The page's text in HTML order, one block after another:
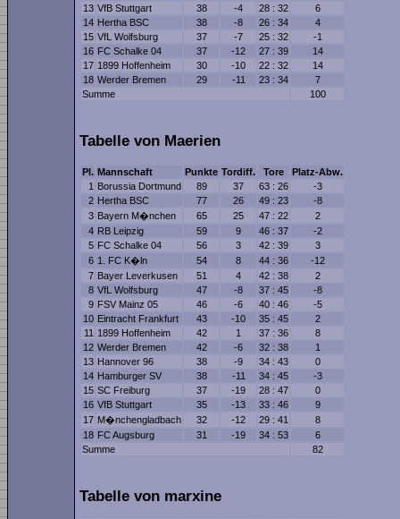
13 VfB Stuttgart 38 -4 28 : 32
6
14 Hertha BSC 38 -8 26 : 34
4
15 VfL Wolfsburg 37 -7 25 : 32
-1
16 FC Schalke 04 37 -12 27 : 39
14
17 1899 Hoffenheim 30 -10 22 : 32
14
18 Werder Bremen 29 -11 23 : 34
7
Summe
100
Tabelle von Maerien
Pl. Mannschaft Punkte Tordiff. Tore
Platz-Abw.
1 Borussia Dortmund 89 37 63 : 26
-3
2 Hertha BSC 77 26 49 : 23
-8
3 Bayern M�nchen 65 25 47 : 22
2
4 RB Leipzig 59 9 46 : 37
-2
5 FC Schalke 04 56 3 42 : 39
3
6 1. FC K�ln 54 8 44 : 36
-12
7 Bayer Leverkusen 51 4 42 : 38
2
8 VfL Wolfsburg 47 -8 37 : 45
-8
9 FSV Mainz 05 46 -6 40 : 46
-5
10 Eintracht Frankfurt 43 -10 35 : 45
2
11 1899 Hoffenheim 42 1 37 : 36
8
12 Werder Bremen 42 -6 32 : 38
1
13 Hannover 96 38 -9 34 : 43
0
14 Hamburger SV 38 -11 34 : 45
-3
15 SC Freiburg 37 -19 28 : 47
0
16 VfB Stuttgart 35 -13 33 : 46
9
17 M�nchengladbach 32 -12 29 : 41
8
18 FC Augsburg 31 -19 34 : 53
6
Summe
82
Tabelle von marxine